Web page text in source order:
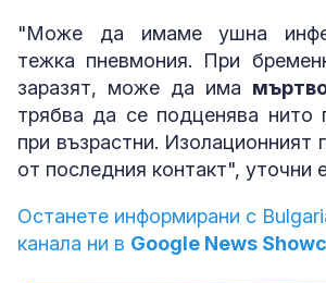
"Може да имаме ушна
тежка пневмония. При
заразят, може да има
трябва да се подценява нито
при възрастни. Изолационният
от последния контакт", уточни
Останете информирани с
канала ни в Google News